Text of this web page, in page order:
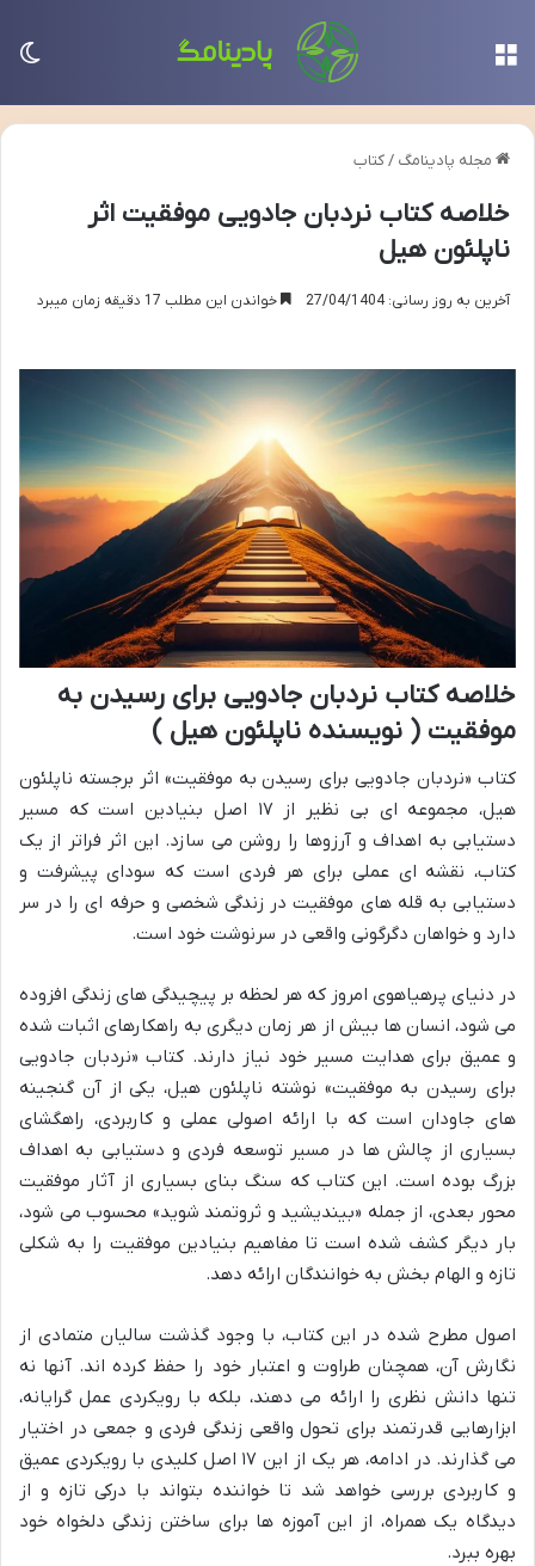
مجله پادینامگ /کتاب
خلاصه کتاب نردبان جادویی موفقیت اثر
ناپلئون هیل
آخرین به روز رسانی: 27/04/1404 خواندن این مطلب 17 دقیقه زمان میبرد
خلاصه کتاب نردبان جادویی برای رسیدن به
موفقیت ( نویسنده ناپلئون هیل )
کتاب «نردبان جادویی برای رسیدن به موفقیت» اثر برجسته ناپلئون
هیل، مجموعه ای بی نظیر از ۱۷ اصل بنیادین است که مسیر
دستیابی به اهداف و آرزوها را روشن می سازد. این اثر فراتر از یک
کتاب، نقشه ای عملی برای هر فردی است که سودای پیشرفت و
دستیابی به قله های موفقیت در زندگی شخصی و حرفه ای را در سر
دارد و خواهان دگرگونی واقعی در سرنوشت خود است.
در دنیای پرهیاهوی امروز که هر لحظه بر پیچیدگی های زندگی افزوده
می شود، انسان ها بیش از هر زمان دیگری به راهکارهای اثبات شده
و عمیق برای هدایت مسیر خود نیاز دارند. کتاب «نردبان جادویی
برای رسیدن به موفقیت» نوشته ناپلئون هیل، یکی از آن گنجینه
های جاودان است که با ارائه اصولی عملی و کاربردی، راهگشای
بسیاری از چالش ها در مسیر توسعه فردی و دستیابی به اهداف
بزرگ بوده است. این کتاب که سنگ بنای بسیاری از آثار موفقیت
محور بعدی، از جمله «بیندیشید و ثروتمند شوید» محسوب می شود،
بار دیگر کشف شده است تا مفاهیم بنیادین موفقیت را به شکلی
تازه و الهام بخش به خوانندگان ارائه دهد.
اصول مطرح شده در این کتاب، با وجود گذشت سالیان متمادی از
نگارش آن، همچنان طراوت و اعتبار خود را حفظ کرده اند. آنها نه
تنها دانش نظری را ارائه می دهند، بلکه با رویکردی عمل گرایانه،
ابزارهایی قدرتمند برای تحول واقعی زندگی فردی و جمعی در اختیار
می گذارند. در ادامه، هر یک از این ۱۷ اصل کلیدی با رویکردی عمیق
و کاربردی بررسی خواهد شد تا خواننده بتواند با درکی تازه و از
دیدگاه یک همراه، از این آموزه ها برای ساختن زندگی دلخواه خود
بهره ببرد.